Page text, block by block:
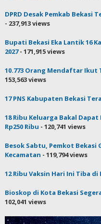
DPRD Desak Pemkab
- 237,913 views
Bupati Bekasi Eka Lantik 16
2027- 171,915 views
10.773 Orang Mendaftar Ikut
153,563 views
17 PNS Kabupaten Bekasi
18 Ribu Keluarga Bakal
Rp250 Ribu - 120,741 views
Besok Sabtu, Pemkot Bekasi
Kecamatan - 119,794 views
12 Ribu Vaksin Hari Ini Tiba
Bioskop di Kota Bekasi
102,041 views